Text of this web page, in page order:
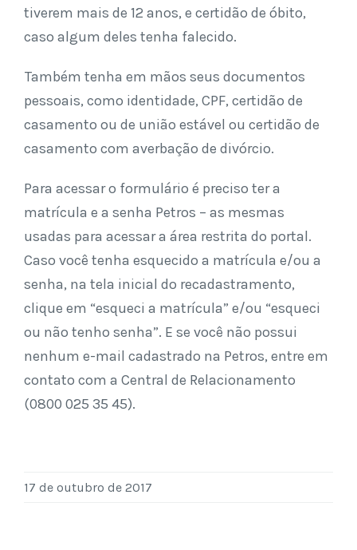
tiverem mais de 12 anos, e certidão de óbito,
caso algum deles tenha falecido.
Também tenha em mãos seus documentos
pessoais, como identidade, CPF, certidão de
casamento ou de união estável ou certidão de
casamento com averbação de divórcio.
Para acessar o formulário é preciso ter a
matrícula e a senha Petros – as mesmas
usadas para acessar a área restrita do portal.
Caso você tenha esquecido a matrícula e/ou a
senha, na tela inicial do recadastramento,
clique em “esqueci a matrícula” e/ou “esqueci
ou não tenho senha”. E se você não possui
nenhum e-mail cadastrado na Petros, entre em
contato com a Central de Relacionamento
(0800 025 35 45).
17 de outubro de 2017